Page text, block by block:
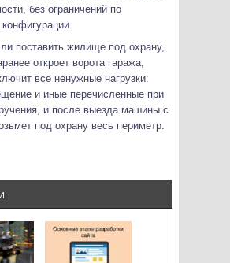
без ограничений по
поставить жилище под охрану,
откроет ворота гаража,
все ненужные нагрузки:
и иные перечисленные при
и после выезда машины с
под охрану весь периметр.